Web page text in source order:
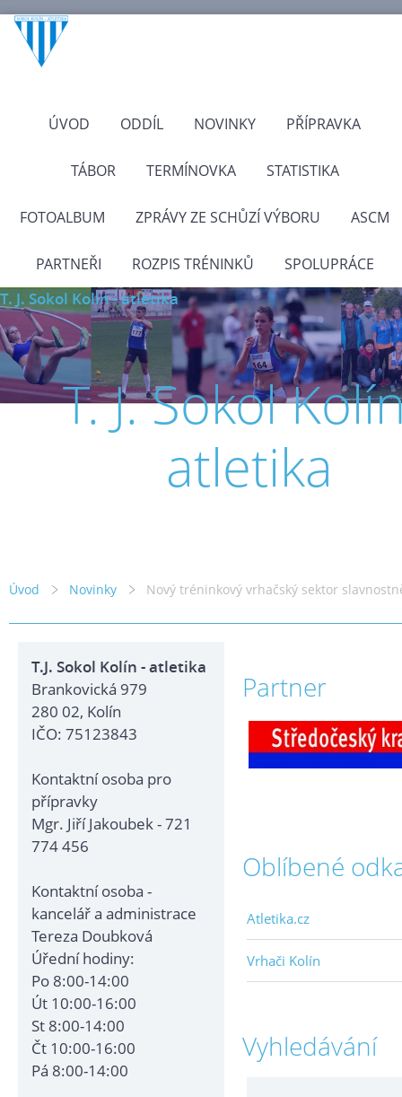
ÚVOD ODDÍL NOVINKY PŘÍPRAVKA
TÁBOR TERMÍNOVKA STATISTIKA
FOTOALBUM ZPRÁVY ZE SCHŮZÍ VÝBORU ASCM
PARTNEŘI ROZPIS TRÉNINKŮ SPOLUPRÁCE
T. J. Sokol Kolín - atletika
T. J. Sokol
atletika
Úvod Novinky Nový tréninkový vrhačský sektor
T.J. Sokol Kolín - atletika
Brankovická 979
280 02, Kolín
IČO: 75123843
Kontaktní osoba pro
přípravky
Mgr. Jiří Jakoubek - 721
774 456
Kontaktní osoba -
kancelář a administrace
Tereza Doubková
Úřední hodiny:
Po 8:00-14:00
Út 10:00-16:00
St 8:00-14:00
Čt 10:00-16:00
Pá 8:00-14:00
Partner
Oblíbené
Atletika.cz
Vrhači Kolín
Vyhledávání